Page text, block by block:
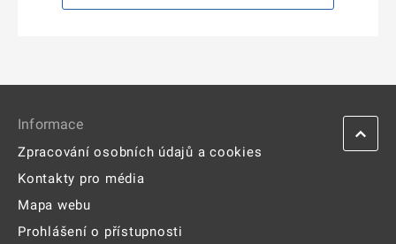
Informace
Zpracování osobních údajů a cookies
Kontakty pro média
Mapa webu
Prohlášení o přístupnosti